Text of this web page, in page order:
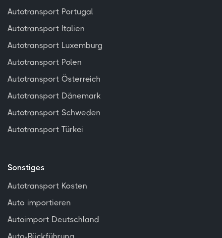
Autotransport Portugal
Autotransport Italien
Autotransport Luxemburg
Autotransport Polen
Autotransport Österreich
Autotransport Dänemark
Autotransport Schweden
Autotransport Türkei
Sonstiges
Autotransport Kosten
Auto importieren
Autoimport Deutschland